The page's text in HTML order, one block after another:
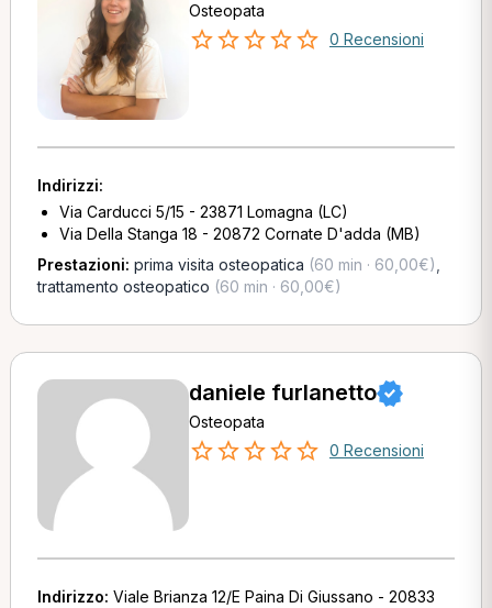
Osteopata
0 Recensioni
Indirizzi:
Via Carducci 5/15 - 23871 Lomagna (LC)
Via Della Stanga 18 - 20872 Cornate D'adda (MB)
Prestazioni: prima visita osteopatica (60 min · 60,00€)
trattamento osteopatico (60 min · 60,00€)
daniele furlanetto
Osteopata
0 Recensioni
Indirizzo: Viale Brianza 12/E Paina Di Giussano - 20833